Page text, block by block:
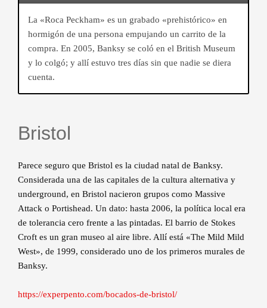
La «Roca Peckham» es un grabado «prehistórico» en
hormigón de una persona empujando un carrito de la
compra. En 2005, Banksy se coló en el British Museum
y lo colgó; y allí estuvo tres días sin que nadie se diera
cuenta.
Bristol
Parece seguro que Bristol es la ciudad natal de Banksy.
Considerada una de las capitales de la cultura alternativa y
underground, en Bristol nacieron grupos como Massive
Attack o Portishead. Un dato: hasta 2006, la política local era
de tolerancia cero frente a las pintadas. El barrio de Stokes
Croft es un gran museo al aire libre. Allí está «The Mild Mild
West», de 1999, considerado uno de los primeros murales de
Banksy.
https://experpento.com/bocados-de-bristol/